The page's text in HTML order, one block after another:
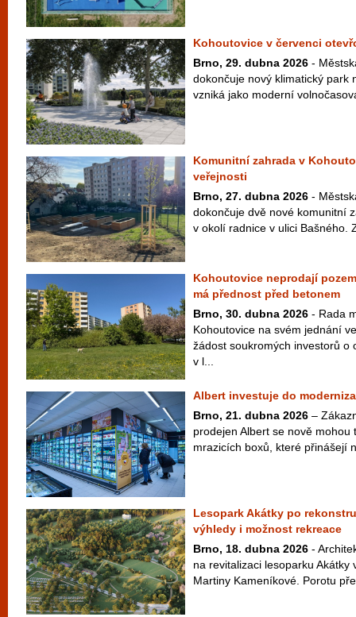
Kohoutovice v červenci
Brno, 29. dubna 2026 -
dokončuje nový klimatický park
vzniká jako moderní
Komunitní zahrada v
veřejnosti
Brno, 27. dubna 2026 -
dokončuje dvě nové komunitní
v okolí radnice v ulici Bašného.
Kohoutovice neprodají
má přednost před betonem
Brno, 30. dubna 2026 - Rada
Kohoutovice na svém jednání
žádost soukromých investorů o
v l...
Albert investuje do
Brno, 21. dubna 2026 –
prodejen Albert se nově
mrazicích boxů, které přinášejí
Lesopark Akátky po
výhledy i možnost rekreace
Brno, 18. dubna 2026 -
na revitalizaci lesoparku Akátky
Martiny Kameníkové. Porotu